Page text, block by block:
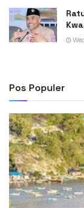
Pos Populer